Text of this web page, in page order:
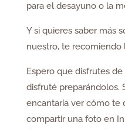
para el desayuno o la
Y si quieres saber más
nuestro, te recomiendo
Espero que disfrutes
disfruté preparándolos.
encantaría ver cómo te
compartir una foto en